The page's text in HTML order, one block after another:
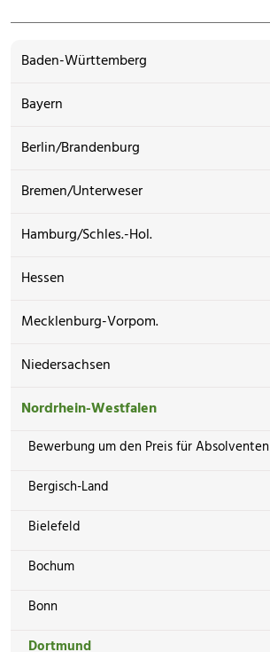
Baden-Württemberg
Bayern
Berlin/Brandenburg
Bremen/Unterweser
Hamburg/Schles.-Hol.
Hessen
Mecklenburg-Vorpom.
Niedersachsen
Nordrhein-Westfalen
Bewerbung um den Preis für Absolventen
Bergisch-Land
Bielefeld
Bochum
Bonn
Dortmund